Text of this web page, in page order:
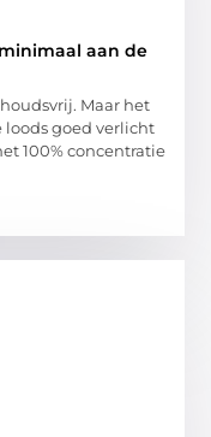
aan de
Maar het
goed verlicht
100% concentratie